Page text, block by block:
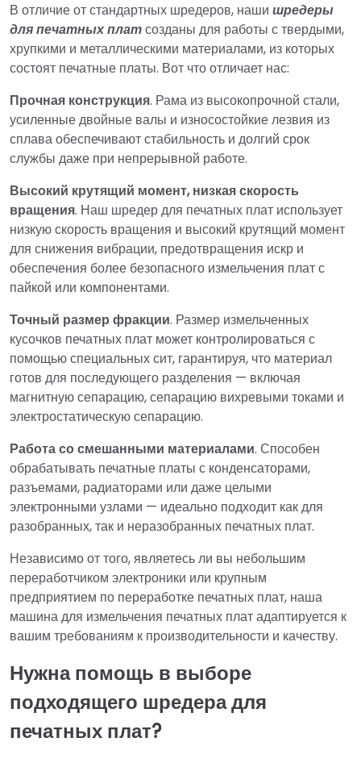
В отличие от стандартных шредеров, наши шредеры
для печатных платсозданы для работы с твердыми,
хрупкими и металлическими материалами, из которых
состоят печатные платы. Вот что отличает нас:
Прочная конструкция. Рама из высокопрочной стали,
усиленные двойные валы и износостойкие лезвия из
сплава обеспечивают стабильность и долгий срок
службы даже при непрерывной работе.
Высокий крутящий момент, низкая скорость
вращения. Наш шредер для печатных плат использует
низкую скорость вращения и высокий крутящий момент
для снижения вибрации, предотвращения искр и
обеспечения более безопасного измельчения плат с
пайкой или компонентами.
Точный размер фракции. Размер измельченных
кусочков печатных плат может контролироваться с
помощью специальных сит, гарантируя, что материал
готов для последующего разделения — включая
магнитную сепарацию, сепарацию вихревыми токами и
электростатическую сепарацию.
Работа со смешанными материалами. Способен
обрабатывать печатные платы с конденсаторами,
разъемами, радиаторами или даже целыми
электронными узлами — идеально подходит как для
разобранных, так и неразобранных печатных плат.
Независимо от того, являетесь ли вы небольшим
переработчиком электроники или крупным
предприятием по переработке печатных плат, наша
машина для измельчения печатных плат адаптируется к
вашим требованиям к производительности и качеству.
Нужна помощь в выборе
подходящего шредера для
печатных плат?